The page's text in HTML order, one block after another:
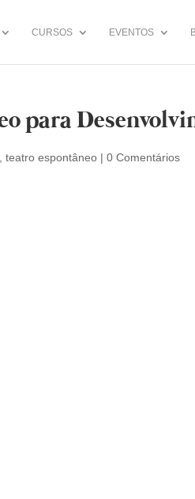
CURSOS EVENTOS
para
,teatro espontâneo |0 Comentários